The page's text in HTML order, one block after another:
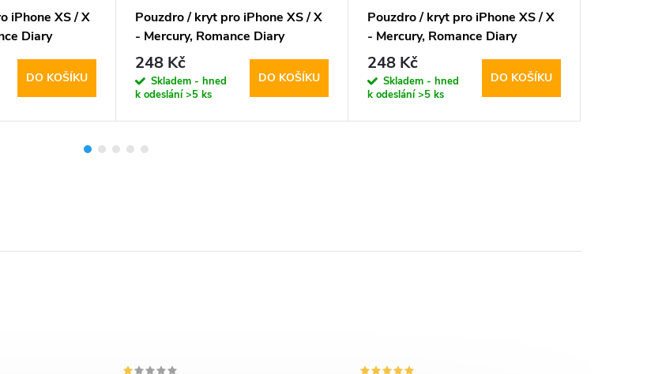
iPhone XS / X
Diary
DO KOŠÍKU
Pouzdro / kryt pro iPhone XS / X
- Mercury, Romance Diary
NAVY/GREY
248 Kč
Skladem - hned
k odeslání>5 ks
DO KOŠÍKU
Pouzdro / kryt pro iPhone XS / X
- Mercury, Romance Diary
HOTPINK/PINK
248 Kč
Skladem - hned
k odeslání>5 ks
DO KOŠÍKU